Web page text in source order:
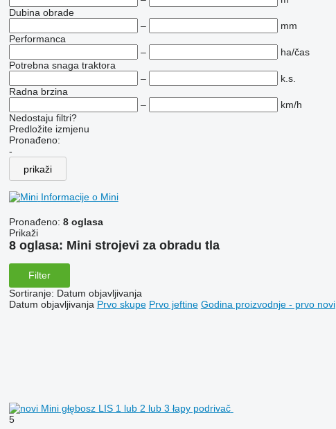
Dubina obrade
–
mm
Performanca
–
ha/čas
Potrebna snaga traktora
–
k.s.
Radna brzina
–
km/h
Nedostaju filtri?
Predložite izmjenu
Pronađeno:
-
prikaži
Informacije o Mini
Pronađeno: 8 oglasa
Prikaži
8 oglasa: Mini strojevi za obradu tla
Filter
Sortiranje: Datum objavljivanja
Datum objavljivanja Prvo skupe Prvo jeftine Godina proizvodnje - prvo novi
5